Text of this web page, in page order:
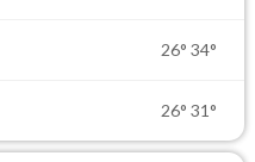
26° 34°
26° 31°